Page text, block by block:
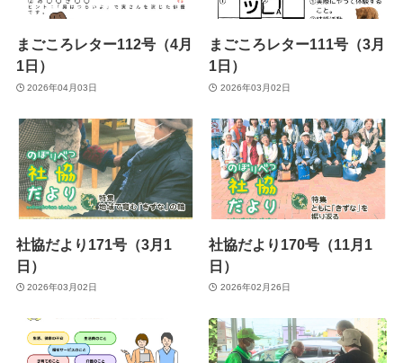
まごころレター112号（4月
1日）
2026年04月03日
まごころレター111号（3月
1日）
2026年03月02日
社協だより171号（3月1
日）
2026年03月02日
社協だより170号（11月1
日）
2026年02月26日